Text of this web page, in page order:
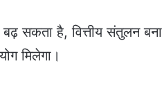
सकता है, वित्तीय संतुलन
मिलेगा।